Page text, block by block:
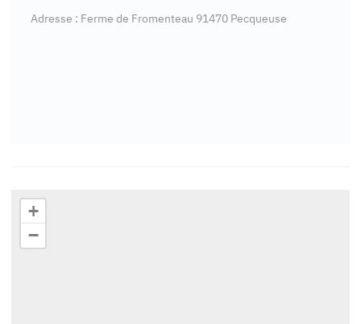
Adresse : Ferme de Fromenteau 91470 Pecqueuse
+
−